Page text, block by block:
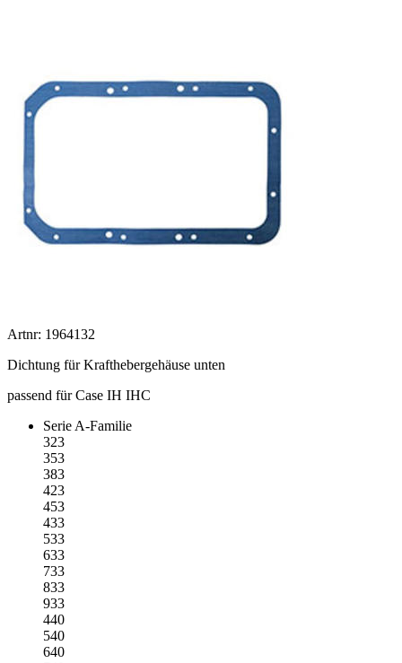
Artnr: 1964132
Dichtung für Krafthebergehäuse unten
passend für Case IH IHC
Serie A-Familie
323
353
383
423
453
433
533
633
733
833
933
440
540
640